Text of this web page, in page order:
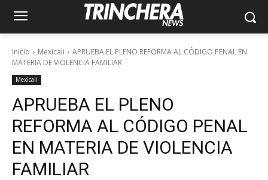
Inicio Mexicali
APRUEBA EL PLENO REFORMA AL CÓDIGO PENAL EN
MATERIA DE VIOLENCIA FAMILIAR
Mexicali
APRUEBA EL PLENO
REFORMA AL CÓDIGO PENAL
EN MATERIA DE VIOLENCIA
FAMILIAR